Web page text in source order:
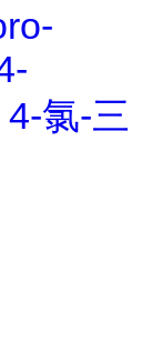
氯-三